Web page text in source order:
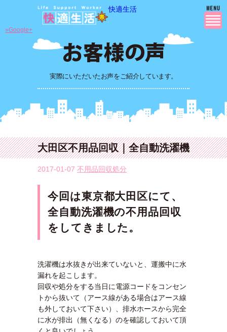
快適生活
実際にいただいたお声をご紹介しています。
»Google+
大田区不用品回収｜全自動洗濯機
2017-01-07 不用品回収処分
今回は東京都大田区にて 、
全自動洗濯機の不用品回収
をしてきま した。
洗濯機は水抜きが出来ていないと、運搬中に水
漏れを起こします。
回収や処分をする当日に電源コードをコンセン
トから抜いて（アース線がある場合はアース線
も外しておいて下さい）、排水ホースから完全
に水が排出（無くなる）のを確認しておいて頂